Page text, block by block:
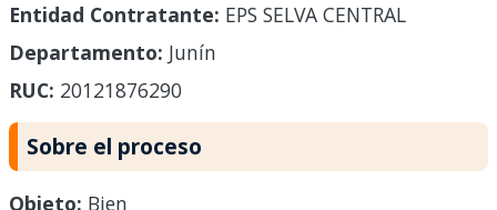
Entidad Contratante: EPS SELVA CENTRAL
Departamento: Junín
RUC: 20121876290
Sobre el proceso
Objeto: Bien